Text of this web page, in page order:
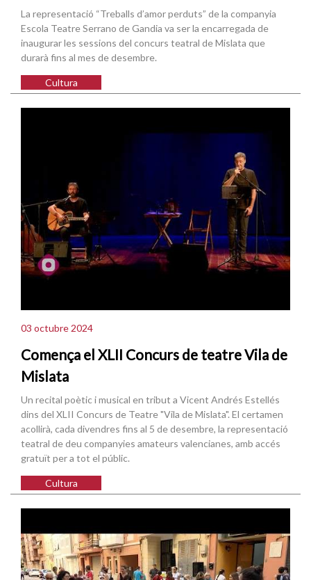
La representació “Treballs d’amor perduts” de la companyia
Escola Teatre Serrano de Gandia va ser la encarregada de
inaugurar les sessions del concurs teatral de Mislata que
durarà fins al mes de desembre.
Cultura
03 octubre 2024
Comença el XLII Concurs de teatre Vila de
Mislata
Un recital poètic i musical en tribut a Vicent Andrés Estellés
dins del XLII Concurs de Teatre "Vila de Mislata". El certamen
acollirà, cada divendres fins al 5 de desembre, la representació
teatral de deu companyies amateurs valencianes, amb accés
gratuït per a tot el públic.
Cultura